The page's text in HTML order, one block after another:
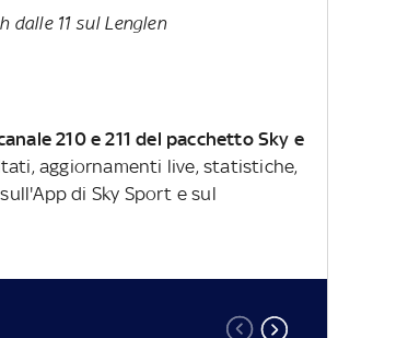
dalle 11 sul Lenglen
210 e 211 del pacchetto Sky e
aggiornamenti live, statistiche,
di Sky Sport e sul